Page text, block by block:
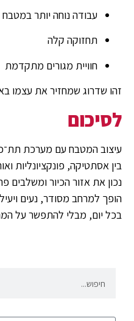
עבודה נוחה יותר במטבח
תחזוקה קלה
חוויית מגורים מתקדמת
זהו שדרוג שמחזיר את עצמו
לסיכום
עיצוב המטבח עם מערכת
בין אסתטיקה, פונקציונליות
נכון את אזור הכיור ומשלבים
הופך למרחב מסודר, נעים
בכל יום, מבלי להתפשר על